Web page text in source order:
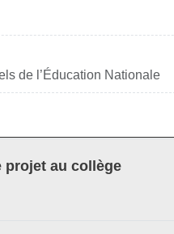
de l’Éducation Nationale
projet au collège